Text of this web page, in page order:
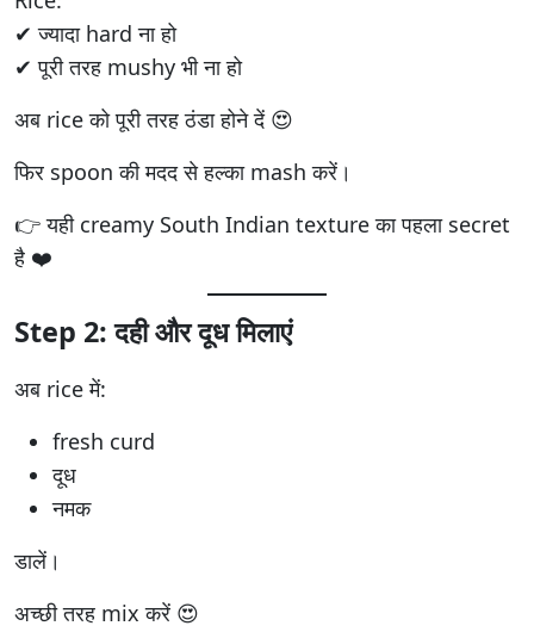
✔ ज्यादा hard ना हो
✔ पूरी तरह mushy भी ना हो
अब rice को पूरी तरह ठंडा होने दें 😍
फिर spoon की मदद से हल्का mash करें।
👉 यही creamy South Indian texture का पहला secret
है ❤️
Step 2: दही और दूध मिलाएं
अब rice में:
fresh curd
दूध
नमक
डालें।
अच्छी तरह mix करें 😍